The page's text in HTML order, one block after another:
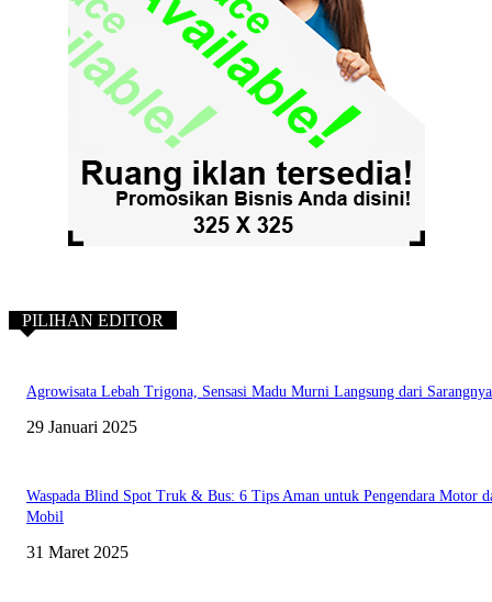
PILIHAN EDITOR
Agrowisata Lebah Trigona, Sensasi Madu Murni Langsung dari Sarangnya
29 Januari 2025
Waspada Blind Spot Truk & Bus: 6 Tips Aman untuk Pengendara Motor
Mobil
31 Maret 2025